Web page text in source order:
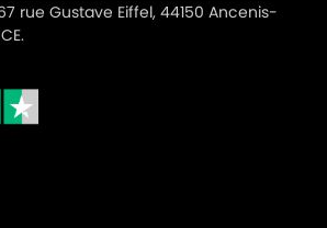
rue Gustave Eiffel, 44150 Ancenis-